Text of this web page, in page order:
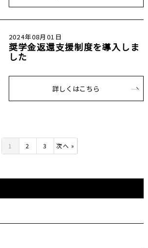
2024年08月01日
奨学金返還支援制度を導入しま
した
詳しくはこちら
1 2 3 次へ »